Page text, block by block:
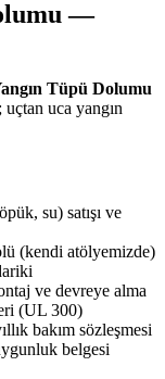
—
Tüpü Dolumu
uçtan uca yangın
su) satışı ve
(kendi atölyemizde)
ve devreye alma
(UL 300)
bakım sözleşmesi
belgesi